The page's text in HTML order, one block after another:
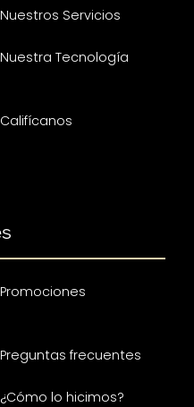
Nuestros Servicios
Nuestra Tecnología
Califícanos
Promociones
Preguntas frecuentes
¿Cómo lo hicimos?